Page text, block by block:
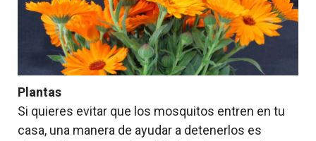
Plantas
Si quieres evitar que los mosquitos entren en tu
casa, una manera de ayudar a detenerlos es